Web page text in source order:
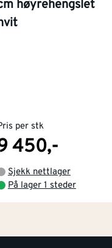
høyrehengslet
per stk
450,-
Sjekk nettlager
På lager 1 steder